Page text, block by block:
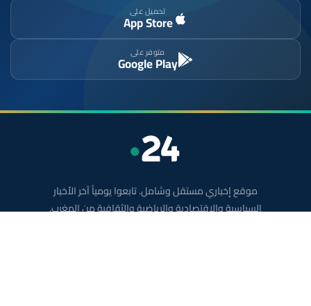
تحميل على
App Store
متوفر على
Google Play
موقع إخباري مستقل وشامل. تابعوا يومياً آخر الأخبار
السياسية والاقتصادية والرياضية والثقافية من المغرب.